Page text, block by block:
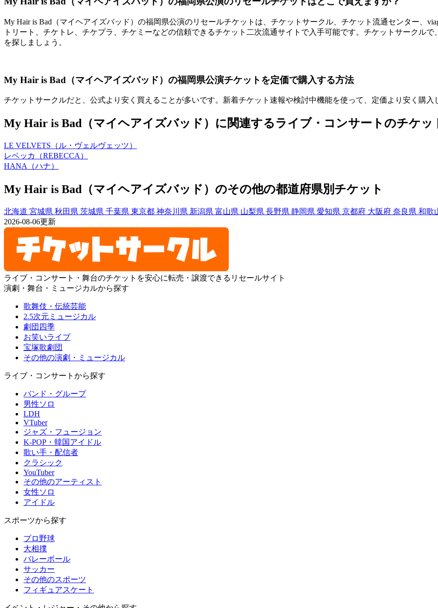
My Hair is Bad（マイヘアイズバッド）の福岡県公演のリセールチケットは、チケットサークル、チケット流通センター、
トリート、チケトレ、チケプラ、チケミーなどの信頼できるチケット二次流通サイトで入手可能です。チケットサークル
を探しましょう。
My Hair is Bad（マイヘアイズバッド）の福岡県公演チケットを定価で購入する方法
チケットサークルだと、公式より安く買えることが多いです。新着チケット速報や検討中機能を使って、定価より安く購入
My Hair is Bad（マイヘアイズバッド）に関連するライブ・コンサートのチケッ
LE VELVETS（ル・ヴェルヴェッツ）
レベッカ（REBECCA）
HANA（ハナ）
My Hair is Bad（マイヘアイズバッド）のその他の都道府県別チケット
北海道 宮城県 秋田県 茨城県 千葉県 東京都 神奈川県 新潟県 富山県 山梨県 長野県 静岡県 愛知県 京都府 大阪府 奈良県 和歌
2026-08-06更新
ライブ・コンサート・舞台のチケットを安心に転売・譲渡できるリセールサイト
演劇・舞台・ミュージカルから探す
歌舞伎・伝統芸能
2.5次元ミュージカル
劇団四季
お笑いライブ
宝塚歌劇団
その他の演劇・ミュージカル
ライブ・コンサートから探す
バンド・グループ
男性ソロ
LDH
VTuber
ジャズ・フュージョン
K-POP・韓国アイドル
歌い手・配信者
クラシック
YouTuber
その他のアーティスト
女性ソロ
アイドル
スポーツから探す
プロ野球
大相撲
バレーボール
サッカー
その他のスポーツ
フィギュアスケート